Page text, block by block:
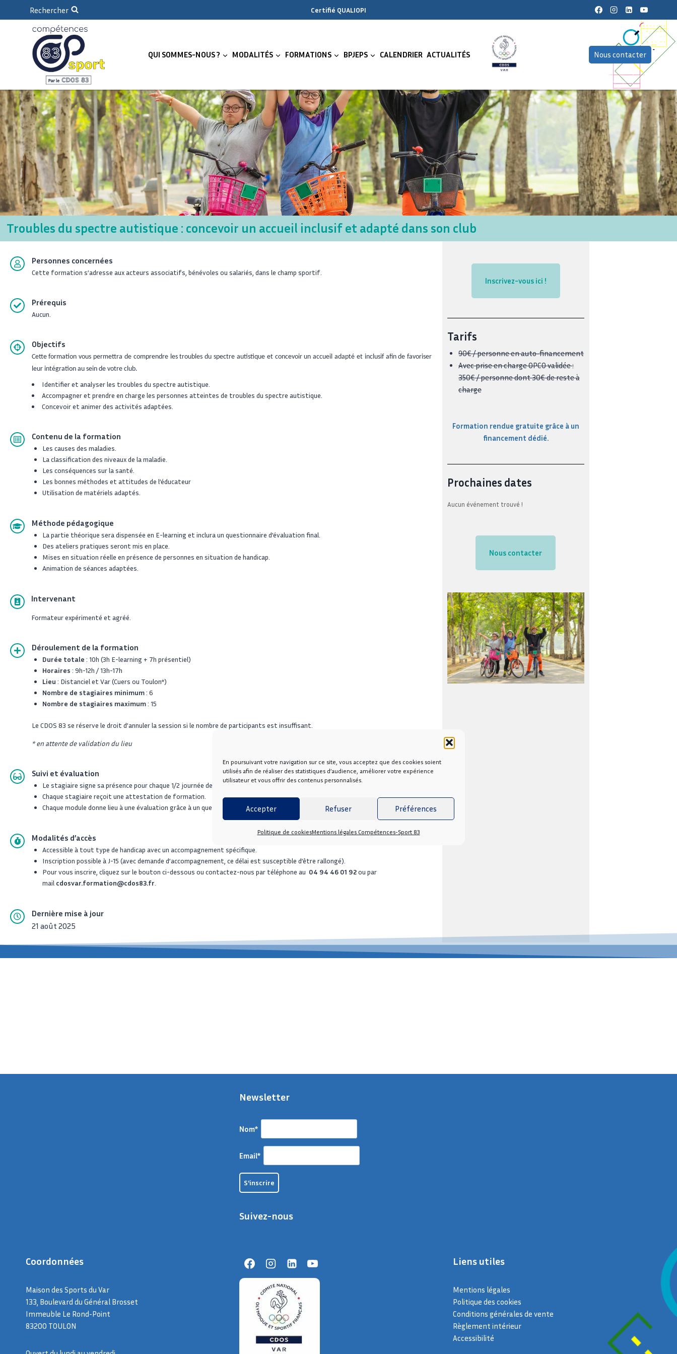
En poursuivant votre navigation sur ce site, vous acceptez que des cookies soient
utilisés afin de réaliser des statistiques d’audience, améliorer votre expérience
utilisateur et vous offrir des contenus personnalisés.
Accepter Refuser Préférences
Politique de cookiesMentions légales Compétences-Sport 83
Rechercher Certifié QUALIOPI
QUI SOMMES-NOUS ? MODALITÉS FORMATIONS BPJEPS CALENDRIER ACTUALITÉS Nous contacter
Troubles du spectre autistique : concevoir un accueil inclusif et adapté dans son club
Personnes concernées
Cette formation s’adresse aux acteurs associatifs, bénévoles ou salariés, dans le champ sportif.
Prérequis
Aucun.
Objectifs
Cette formation vous permettra de comprendre les troubles du spectre autistique et concevoir un accueil adapté et inclusif afin de favoriser
leur intégration au sein de votre club.
Identifier et analyser les troubles du spectre autistique.
Accompagner et prendre en charge les personnes atteintes de troubles du spectre autistique.
Concevoir et animer des activités adaptées.
Contenu de la formation
Les causes des maladies.
La classification des niveaux de la maladie.
Les conséquences sur la santé.
Les bonnes méthodes et attitudes de l’éducateur
Utilisation de matériels adaptés.
Méthode pédagogique
La partie théorique sera dispensée en E-learning et inclura un questionnaire d’évaluation final.
Des ateliers pratiques seront mis en place.
Mises en situation réelle en présence de personnes en situation de handicap.
Animation de séances adaptées.
Intervenant
Formateur expérimenté et agréé.
Déroulement de la formation
Durée totale : 10h (3h E-learning + 7h présentiel)
Horaires : 9h-12h / 13h-17h
Lieu : Distanciel et Var (Cuers ou Toulon*)
Nombre de stagiaires minimum: 6
Nombre de stagiaires maximum: 15
Le CDOS 83 se réserve le droit d’annuler la session si le nombre de participants est insuffisant.
* en attente de validation du lieu
Suivi et évaluation
Le stagiaire signe sa présence pour chaque 1/2 journée de formation.
Chaque stagiaire reçoit une attestation de formation.
Chaque module donne lieu à une évaluation grâce à un questionnaire.
Modalités d’accès
Accessible à tout type de handicap avec un accompagnement spécifique.
Inscription possible à J-15 (avec demande d’accompagnement, ce délai est susceptible d’être rallongé).
Pour vous inscrire, cliquez sur le bouton ci-dessous ou contactez-nous par téléphone au 04 94 46 01 92ou par
mail cdosvar.formation@cdos83.fr
Dernière mise à jour
21 août 2025
Inscrivez-vous ici !
Tarifs
90€ / personne en auto-financement
Avec prise en charge OPCO validée :
350€ / personne dont 30€ de reste à
charge
Formation rendue gratuite grâce à un
financement dédié.
Prochaines dates
Aucun événement trouvé !
Nous contacter
Newsletter
Nom*
Email*
Suivez-nous
Coordonnées
Maison des Sports du Var
133, Boulevard du Général Brosset
Immeuble Le Rond-Point
83200 TOULON
Liens utiles
Mentions légales
Politique des cookies
Conditions générales de vente
Règlement intérieur
Accessibilité